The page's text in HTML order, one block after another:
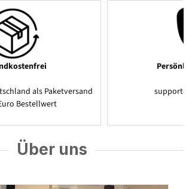
als Paketversand
Bestellwert
Über uns